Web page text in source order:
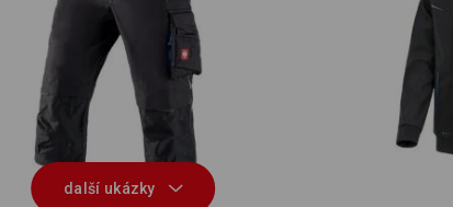
Pirátské kalhoty e.s.motion 2020
Zimní
další ukázky